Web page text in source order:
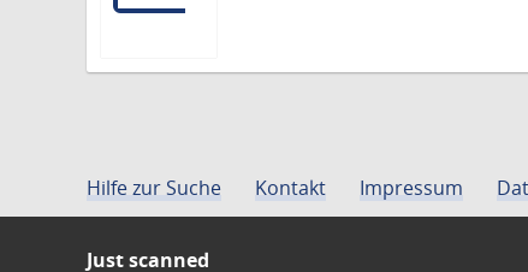
Hilfe zur Suche Kontakt Impressum
Just scanned